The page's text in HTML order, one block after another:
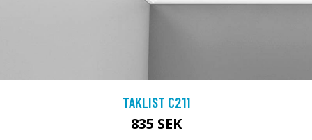
TAKLIST C211
835 SEK